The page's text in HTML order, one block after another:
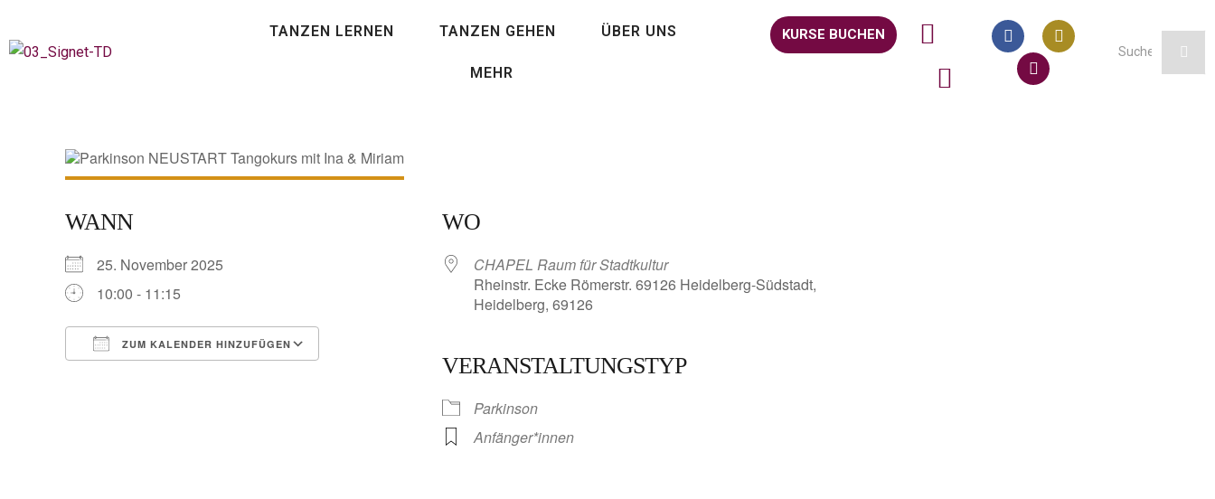
TANZEN LERNEN TANZEN GEHEN ÜBER UNS
MEHR
KURSE BUCHEN
WANN
25. November 2025
10:00 - 11:15
ZUM KALENDER HINZUFÜGEN
iCalendar
WO
CHAPEL Raum für Stadtkultur
Rheinstr. Ecke Römerstr. 69126 Heidelberg-Südstadt,
Heidelberg, 69126
VERANSTALTUNGSTYP
Parkinson
Anfänger*innen